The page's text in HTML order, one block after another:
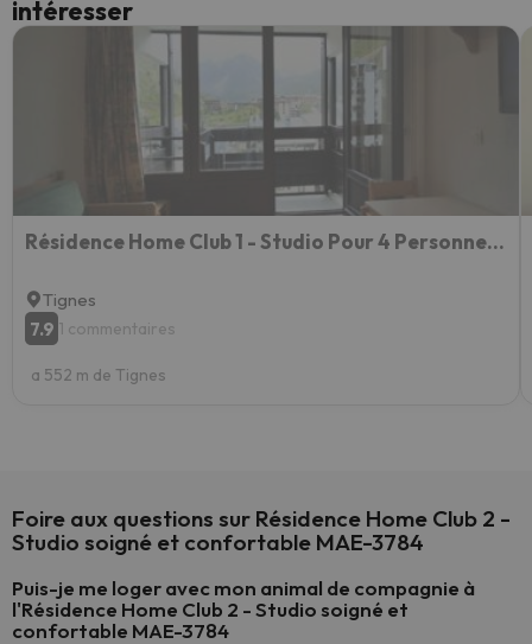
intéresser
Résidence Home Club 1 - Studio Pour 4 Personnes 194321
Tignes
7.9 1 commentaires
a 552 m de Tignes
Foire aux questions sur Résidence Home Club 2 -
Studio soigné et confortable MAE-3784
Puis-je me loger avec mon animal de compagnie à
l'Résidence Home Club 2 - Studio soigné et
confortable MAE-3784